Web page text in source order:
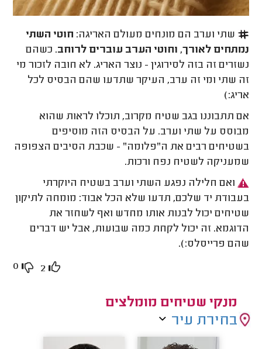
שתי וערב הם מונחים מעולם האריגה: חוטי השתי
נמתחים לאורך, וחוטי הערב עוברים לרוחב. כשהם
נשזרים זה בזה לסירוגין - נוצר האריג. לא חובה לזכור מי
זה שתי ומי זה ערב, העיקר שתדעו שהם הבסיס לכל
אריג:)
אם תתבוננו בגב שטיח מקרוב, תוכלו לראות שהוא
מבוסס על שתי וערב. על הבסיס הזה מוסיפים
בשטיחים רבים את ה"פלומה" - שכבת הסיבים הצפופה
שמעניקה לשטיח נפח ורכות.
ואם חלילה נפגע השתי וערב בשטיח היוקרתי
בעבודת יד שלכם, תדעו שלא הכל אבוד: מומחה לתיקון
שטיחים יכול לבנות אותו מחדש ואף לשחזר את
הדוגמא. זה יכול לקחת כמה שבועות, אבל יש דברים
שהם פרייסלס:).
2
0
מנקי שטיחים מומלצים
בחירת עיר